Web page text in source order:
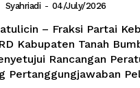
Syahriadi - 04/July/2026
– Fraksi Partai
Kabupaten Tanah
Rancangan
Pertanggungjawaban